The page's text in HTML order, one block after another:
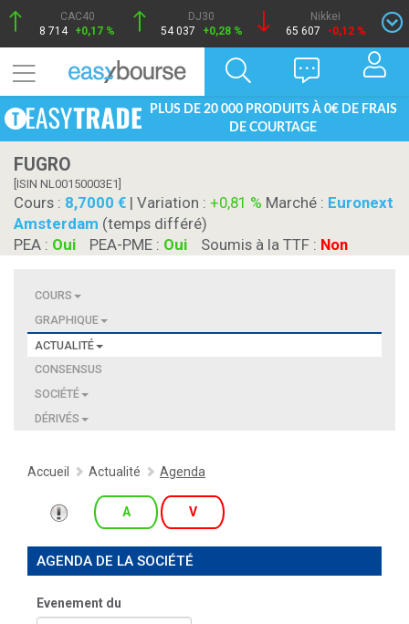
CAC40
8 714 +0,17 %
DJ30
54 037
+0,28 %
Nikkei
65 607
-0,12 %
PLUS DE 20 000 PRODUITS À 0€ DE FRAIS
DE COURTAGE
FUGRO
[ISIN NL00150003E1]
Cours : 8,7000 | Variation : +0,81 % Marché : Euronext
Amsterdam (temps différé)
PEA : Oui PEA-PME : Oui Soumis à la TTF : Non
COURS
GRAPHIQUE
ACTUALITÉ
CONSENSUS
SOCIÉTÉ
DÉRIVÉS
Accueil Actualité Agenda
A V
AGENDA DE LA SOCIÉTÉ
Evenement du